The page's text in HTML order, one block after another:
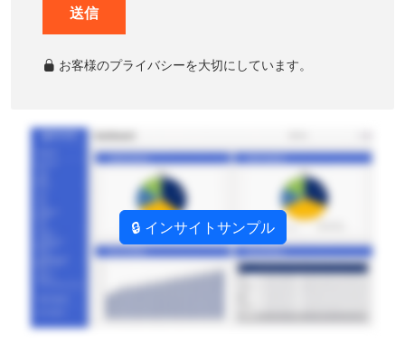
送信
お客様のプライバシーを大切にしています。
🔒 インサイトサンプル